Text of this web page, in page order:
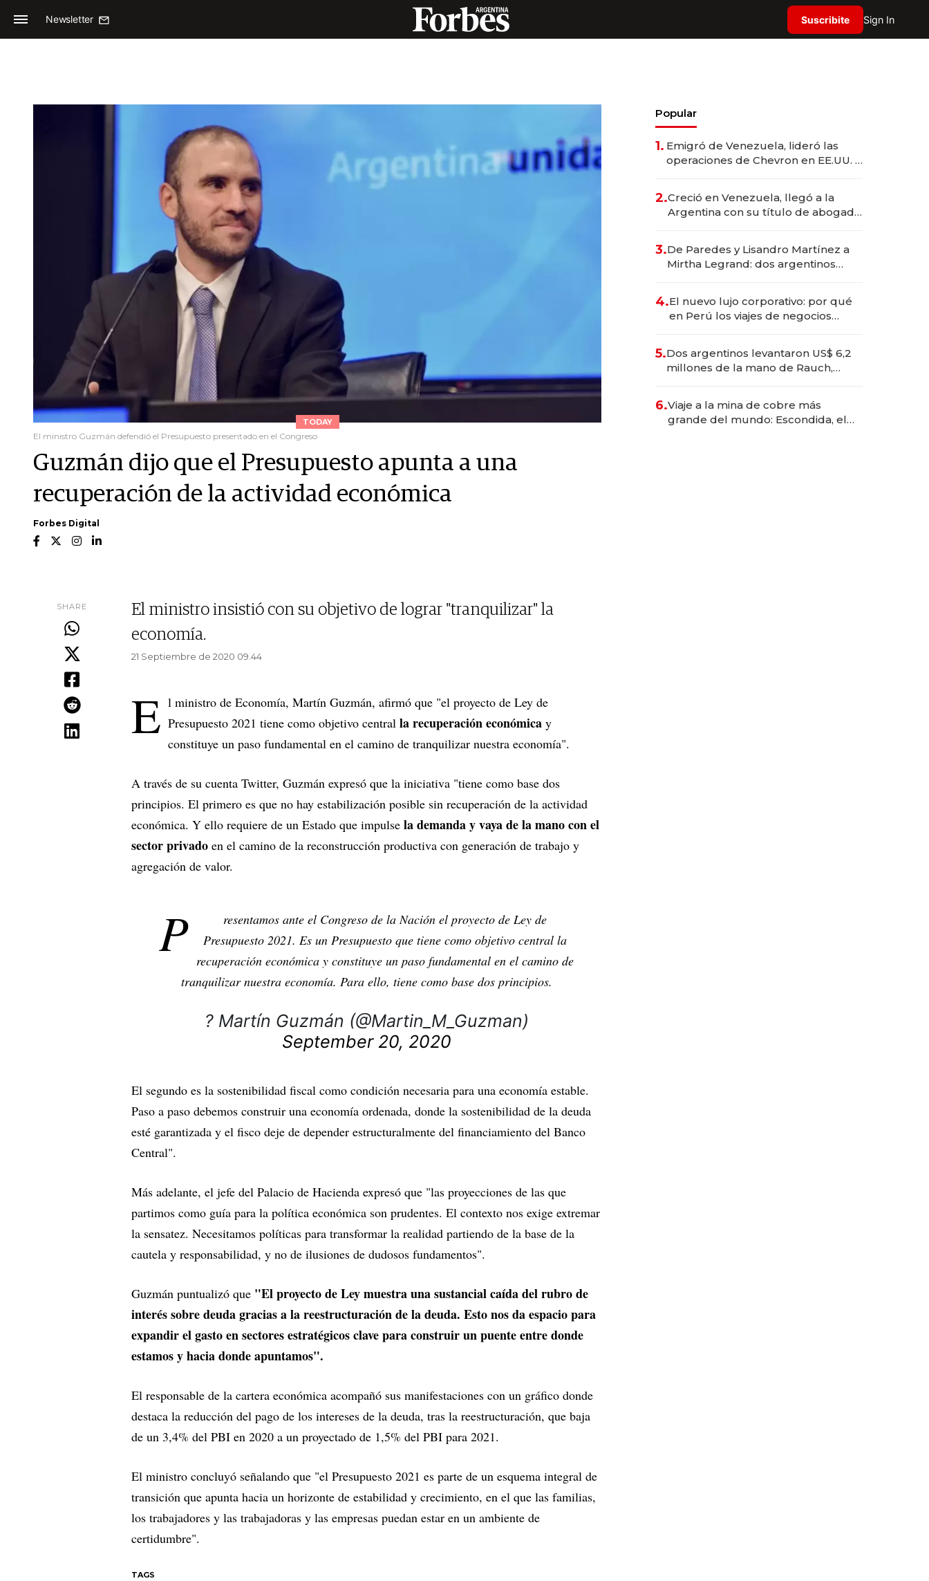
Newsletter Suscribite Sign In
TODAY
El ministro Guzmán defendió el Presupuesto presentado en el Congreso
Guzmán dijo que el Presupuesto apunta a una
recuperación de la actividad económica
Forbes Digital
SHARE
El ministro insistió con su objetivo de lograr "tranquilizar" la
economía.
21 Septiembre de 2020 09.44
E l ministro de Economía, Martín Guzmán, afirmó que "el proyecto de Ley de
Presupuesto 2021 tiene como objetivo central la recuperación económica y
constituye un paso fundamental en el camino de tranquilizar nuestra economía".
A través de su cuenta Twitter, Guzmán expresó que la iniciativa "tiene como base dos
principios. El primero es que no hay estabilización posible sin recuperación de la actividad
económica. Y ello requiere de un Estado que impulse la demanda y vaya de la mano con el
sector privado en el camino de la reconstrucción productiva con generación de trabajo y
agregación de valor.
P
resentamos ante el Congreso de la Nación el proyecto de Ley de
Presupuesto 2021. Es un Presupuesto que tiene como objetivo central la
recuperación económica y constituye un paso fundamental en el camino de
tranquilizar nuestra economía. Para ello, tiene como base dos principios.
? Martín Guzmán (@Martin_M_Guzman)
September 20, 2020
El segundo es la sostenibilidad fiscal como condición necesaria para una economía estable.
Paso a paso debemos construir una economía ordenada, donde la sostenibilidad de la deuda
esté garantizada y el fisco deje de depender estructuralmente del financiamiento del Banco
Central".
Más adelante, el jefe del Palacio de Hacienda expresó que "las proyecciones de las que
partimos como guía para la política económica son prudentes. El contexto nos exige extremar
la sensatez. Necesitamos políticas para transformar la realidad partiendo de la base de la
cautela y responsabilidad, y no de ilusiones de dudosos fundamentos".
Guzmán puntualizó que "El proyecto de Ley muestra una sustancial caída del rubro de
interés sobre deuda gracias a la reestructuración de la deuda. Esto nos da espacio para
expandir el gasto en sectores estratégicos clave para construir un puente entre donde
estamos y hacia donde apuntamos".
El responsable de la cartera económica acompañó sus manifestaciones con un gráfico donde
destaca la reducción del pago de los intereses de la deuda, tras la reestructuración, que baja
de un 3,4% del PBI en 2020 a un proyectado de 1,5% del PBI para 2021.
El ministro concluyó señalando que "el Presupuesto 2021 es parte de un esquema integral de
transición que apunta hacia un horizonte de estabilidad y crecimiento, en el que las familias,
los trabajadores y las trabajadoras y las empresas puedan estar en un ambiente de
certidumbre".
TAGS
Popular
1. Emigró de Venezuela, lideró las
operaciones de Chevron en EE.UU. y
2.Creció en Venezuela, llegó a la
Argentina con su título de abogado
marcas "fast premium"
3.De Paredes y Lisandro Martínez a
Mirtha Legrand: dos argentinos
4.El nuevo lujo corporativo: por qué
en Perú los viajes de negocios
transformadoras
5.Dos argentinos levantaron US$ 6,2
millones de la mano de Rauch,
6.Viaje a la mina de cobre más
grande del mundo: Escondida, el